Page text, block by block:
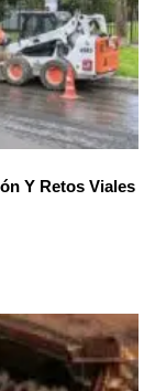
Y Retos Viales